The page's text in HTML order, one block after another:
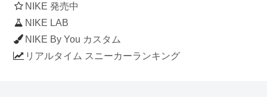
NIKE 発売中
NIKE LAB
NIKE By You カスタム
リアルタイム スニーカーランキング